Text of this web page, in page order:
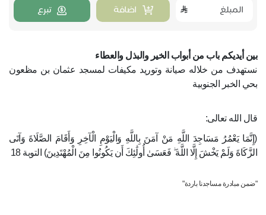
اضافة تبرع
بين أيديكم باب من أبواب الخير والبذل والعطاء
نستهدف من خلاله صيانة وتوريد مكيفات لمسجد عثمان بن مظعون
بحي الخبر الجنوبية
قال الله تعالى:
(إِنَّمَا يَعْمُرُ مَسَاجِدَ اللَّهِ مَنْ آمَنَ بِاللَّهِ وَالْيَوْمِ الْآخِرِ وَأَقَامَ الصَّلَاةَ وَآتَى
الزَّكَاةَ وَلَمْ يَخْشَ إِلَّا اللَّهَ ۖ فَعَسَىٰ أُولَٰئِكَ أَن يَكُونُوا مِنَ الْمُهْتَدِينَ) التوبة 18
"ضمن مبادرة مساجدنا باردة"